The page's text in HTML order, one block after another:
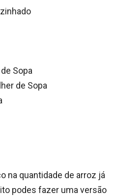
Sopa
de Sopa
na quantidade de arroz já
podes fazer uma versão